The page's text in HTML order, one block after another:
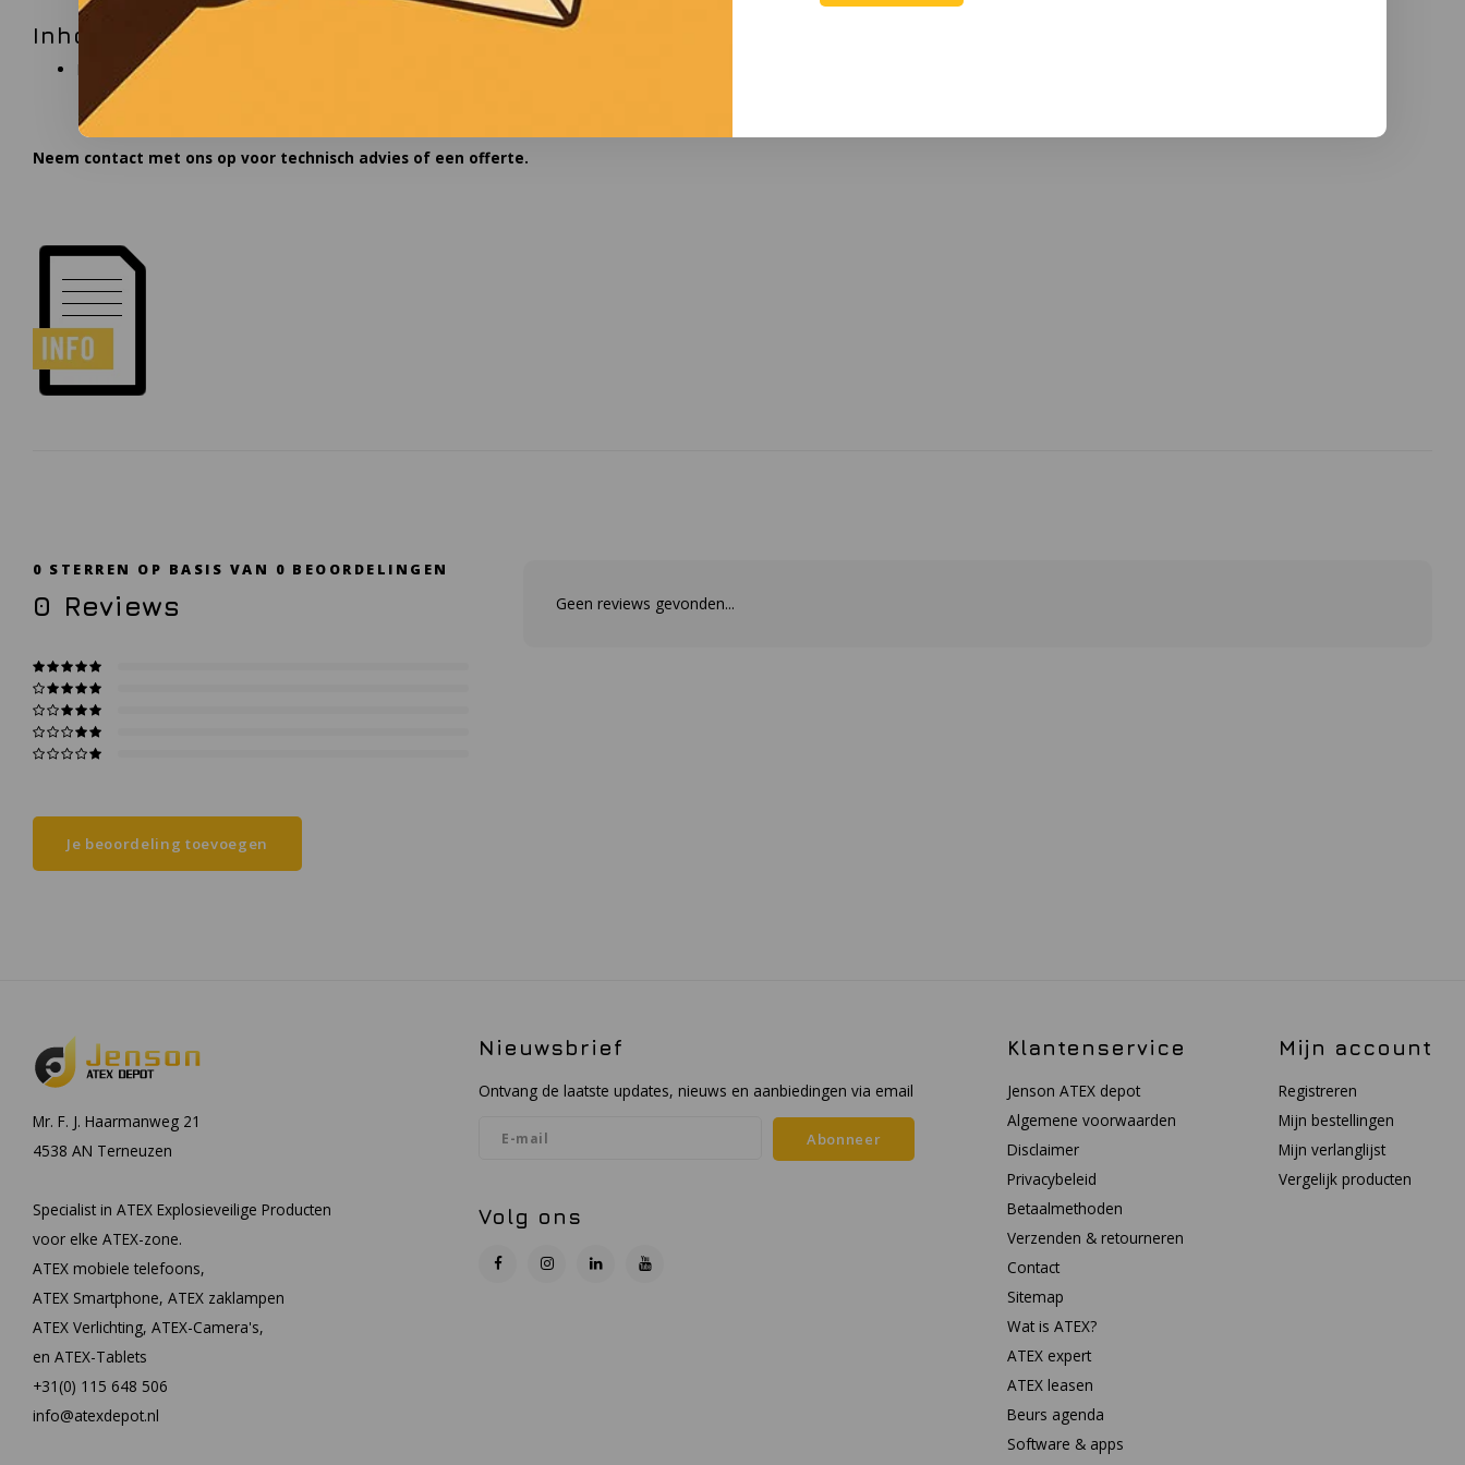
Inhoud van de verpakking
Hand strap
Neem contact met ons op voor technisch advies of een offerte.
0 STERREN OP BASIS VAN 0 BEOORDELINGEN
0 Reviews
Je beoordeling toevoegen
Geen reviews gevonden...
Mr. F. J. Haarmanweg 21
4538 AN Terneuzen
Specialist in ATEX Explosieveilige Producten
voor elke ATEX-zone.
ATEX mobiele telefoons,
ATEX Smartphone, ATEX zaklampen
ATEX Verlichting, ATEX-Camera's,
en ATEX-Tablets
+31(0) 115 648 506
info@atexdepot.nl
Nieuwsbrief
Ontvang de laatste updates, nieuws en aanbiedingen via email
Abonneer
Volg ons
Klantenservice
Jenson ATEX depot
Algemene voorwaarden
Disclaimer
Privacybeleid
Betaalmethoden
Verzenden & retourneren
Contact
Sitemap
Wat is ATEX?
ATEX expert
ATEX leasen
Beurs agenda
Software & apps
Mijn account
Registreren
Mijn bestellingen
Mijn verlanglijst
Vergelijk producten